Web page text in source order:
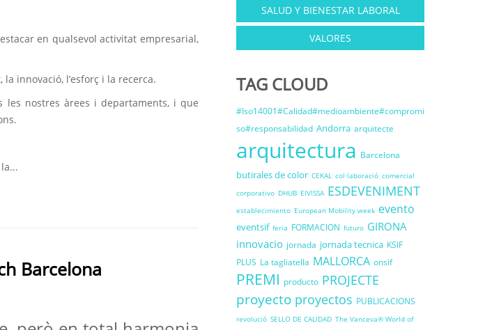
en qualsevol activitat empresarial,
innovació, l’esforç i la recerca.
nostres àrees i departaments, i que
Barcelona
SALUD Y BIENESTAR LABORAL
VALORES
TAG CLOUD
#Iso14001#Calidad#medioambiente#compromi
so#responsabilidad Andorra arquitecte
arquitectura Barcelona
butirales de color CEKAL col·laboració comercial
corporativo DHUB EIVISSA ESDEVENIMENT
establecimiento European Mobility week evento
eventsif feria FORMACION futuro GIRONA
innovacio jornada jornada tecnica KSIF
PLUS La tagliatella MALLORCA onsif
PREMI producto PROJECTE
proyecto proyectos PUBLICACIONS
revolució SELLO DE CALIDAD The Vanceva® World of